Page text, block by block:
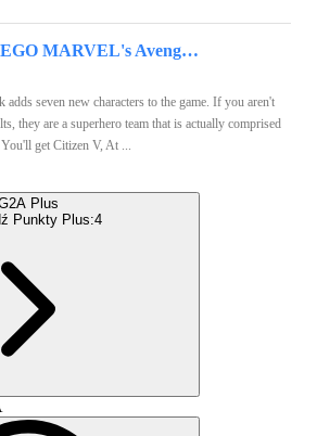
LEGO MARVEL's Avengers (PC) - Steam Key - GLOBAL
adds seven new characters to the game. If you aren't
they are a superhero team that is actually comprised
get Citizen V, At ...
Plus
Punkty Plus:4